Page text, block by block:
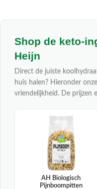
Shop de keto-
Heijn
Direct de juiste
huis halen? Hieronder
vriendelijkheid. De prijzen
AH Biologisch
Pijnboompitten